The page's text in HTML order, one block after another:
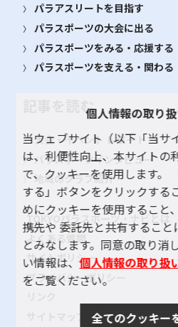
パラアスリートを目指す
パラスポーツの大会に出る
パラスポーツをみる・応援する
パラスポーツを支える・関わる
記事を読む
大会・イベント レポート
パラスポーツインタビュー
地域のクラブ紹介
TOKYOパラスポーツ・ナビとは
よくある質問
サイトポリシー
プライバシーポリシー
個人情報の取り
当ウェブサイト（以下「当サ
は、利便性向上、本サイトの
で、クッキーを使用します。
する」ボタンをクリックする
めにクッキーを使用すること
携先や 委託先と共有するこ
とみなします。同意の取り消
い情報は、個人情報の取り扱
をご覧ください。
全てのクッキー